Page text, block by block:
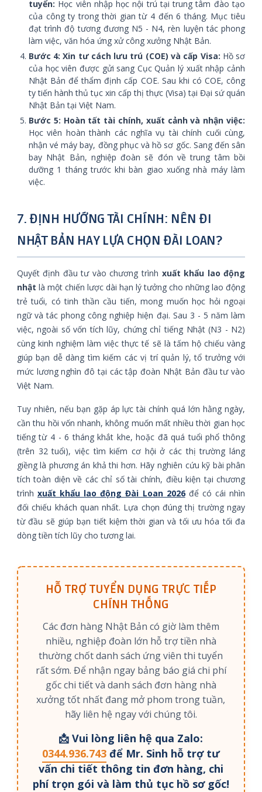
tuyển: Học viên nhập học nội trú tại trung tâm đào tạo
của công ty trong thời gian từ 4 đến 6 tháng. Mục tiêu
đạt trình độ tương đương N5 - N4, rèn luyện tác phong
làm việc, văn hóa ứng xử công xưởng Nhật Bản.
Bước 4: Xin tư cách lưu trú (COE) và cấp Visa: Hồ sơ
của học viên được gửi sang Cục Quản lý xuất nhập cảnh
Nhật Bản để thẩm định cấp COE. Sau khi có COE, công
ty tiến hành thủ tục xin cấp thị thực (Visa) tại Đại sứ quán
Nhật Bản tại Việt Nam.
Bước 5: Hoàn tất tài chính, xuất cảnh và nhận việc:
Học viên hoàn thành các nghĩa vụ tài chính cuối cùng,
nhận vé máy bay, đồng phục và hồ sơ gốc. Sang đến sân
bay Nhật Bản, nghiệp đoàn sẽ đón về trung tâm bồi
dưỡng 1 tháng trước khi bàn giao xuống nhà máy làm
việc.
7. ĐỊNH HƯỚNG TÀI CHÍNH: NÊN ĐI
NHẬT BẢN HAY LỰA CHỌN ĐÀI LOAN?
Quyết định đầu tư vào chương trình xuất khẩu lao động
nhật là một chiến lược dài hạn lý tưởng cho những lao động
trẻ tuổi, có tinh thần cầu tiến, mong muốn học hỏi ngoại
ngữ và tác phong công nghiệp hiện đại. Sau 3 - 5 năm làm
việc, ngoài số vốn tích lũy, chứng chỉ tiếng Nhật (N3 - N2)
cùng kinh nghiệm làm việc thực tế sẽ là tấm hộ chiếu vàng
giúp bạn dễ dàng tìm kiếm các vị trí quản lý, tổ trưởng với
mức lương nghìn đô tại các tập đoàn Nhật Bản đầu tư vào
Việt Nam.
Tuy nhiên, nếu bạn gặp áp lực tài chính quá lớn hằng ngày,
cần thu hồi vốn nhanh, không muốn mất nhiều thời gian học
tiếng từ 4 - 6 tháng khắt khe, hoặc đã quá tuổi phổ thông
(trên 32 tuổi), việc tìm kiếm cơ hội ở các thị trường láng
giềng là phương án khả thi hơn. Hãy nghiên cứu kỹ bài phân
tích toàn diện về các chỉ số tài chính, điều kiện tại chương
trìnhxuất khẩu lao động Đài Loan 2026để có cái nhìn
đối chiếu khách quan nhất. Lựa chọn đúng thị trường ngay
từ đầu sẽ giúp bạn tiết kiệm thời gian và tối ưu hóa tối đa
dòng tiền tích lũy cho tương lai.
HỖ TRỢ TUYỂN DỤNG TRỰC TIẾP
CHÍNH THỐNG
Các đơn hàng Nhật Bản có giờ làm thêm
nhiều, nghiệp đoàn lớn hỗ trợ tiền nhà
thường chốt danh sách ứng viên thi tuyển
rất sớm. Để nhận ngay bảng báo giá chi phí
gốc chi tiết và danh sách đơn hàng nhà
xưởng tốt nhất đang mở phom trong tuần,
hãy liên hệ ngay với chúng tôi.
📩 Vui lòng liên hệ qua Zalo:
0344.936.743để Mr. Sinh hỗ trợ tư
vấn chi tiết thông tin đơn hàng, chi
phí trọn gói và làm thủ tục hồ sơ gốc!